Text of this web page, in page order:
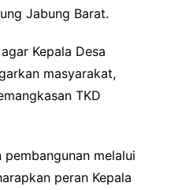
Jabung Barat.
Kepala Desa
masyarakat,
TKD
pembangunan melalui
peran Kepala